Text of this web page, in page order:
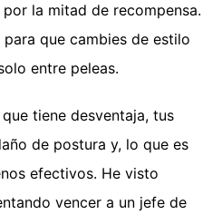
la mitad de recompensa.
que cambies de estilo
entre peleas.
tiene desventaja, tus
de postura y, lo que es
efectivos. He visto
vencer a un jefe de